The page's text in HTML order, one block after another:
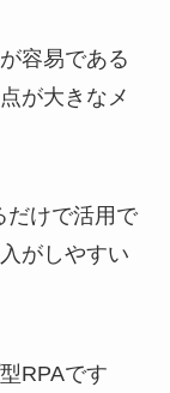
容易である
が大きなメ
だけで活用で
がしやすい
RPAです